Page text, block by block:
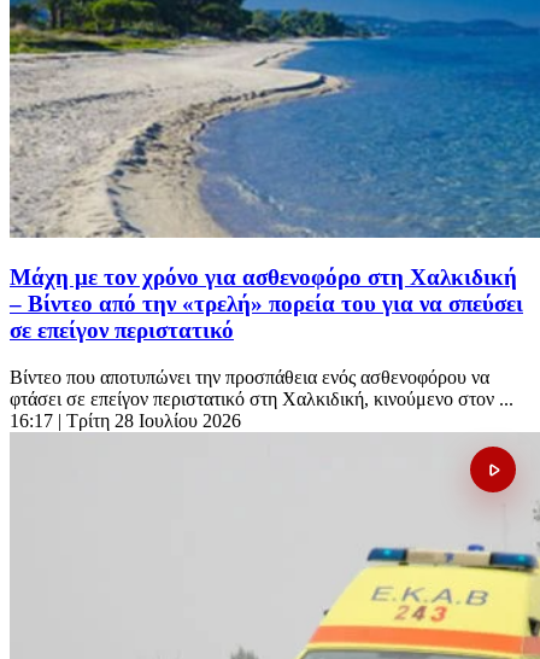
Μάχη με τον χρόνο για ασθενοφόρο στη Χαλκιδική
– Βίντεο από την «τρελή» πορεία του για να σπεύσει
σε επείγον περιστατικό
Βίντεο που αποτυπώνει την προσπάθεια ενός ασθενοφόρου να
φτάσει σε επείγον περιστατικό στη Χαλκιδική, κινούμενο στον ...
16:17 | Τρίτη 28 Ιουλίου 2026